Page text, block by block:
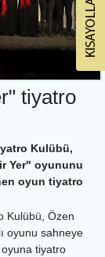
tiyatro
Kulübü,
Yer" oyununu
oyun tiyatro
Kulübü, Özen
oyunu sahneye
tiyatro